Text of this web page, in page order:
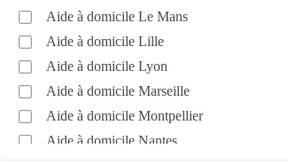
Voir toutes les aides à domicile à Orléans (45100)
Aide à domicile Le Mans
Aide à domicile Lille
Aide à domicile Lyon
Aide à domicile Marseille
Aide à domicile Montpellier
Aide à domicile Nantes